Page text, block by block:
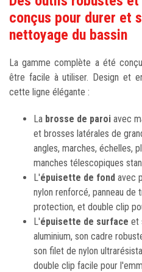
conçus pour durer et
nettoyage du bassin
La gamme complète a été
être facile à utiliser. Design et
cette ligne élégante :
La brosse de paroi avec
et brosses latérales de
angles, marches, échelles,
manches télescopiques
L'épuisette de fond avec
nylon renforcé, panneau de
protection, et double clip
L'épuisette de surface et
aluminium, son cadre
son filet de nylon
double clip facile pour